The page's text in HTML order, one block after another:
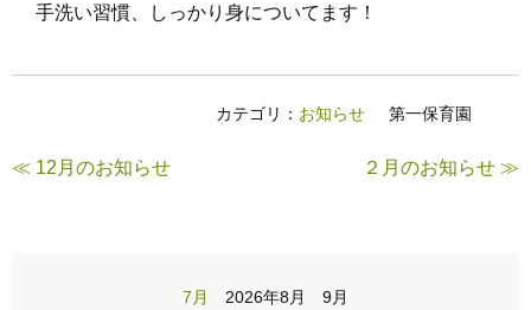
手洗い習慣、しっかり身についてます！
カテゴリ： お知らせ 第一保育園
≪ 12月のお知らせ ２月のお知らせ ≫
7月 2026年8月 9月